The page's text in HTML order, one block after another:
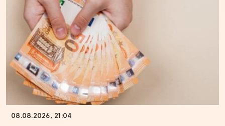
08.08.2026, 21:04